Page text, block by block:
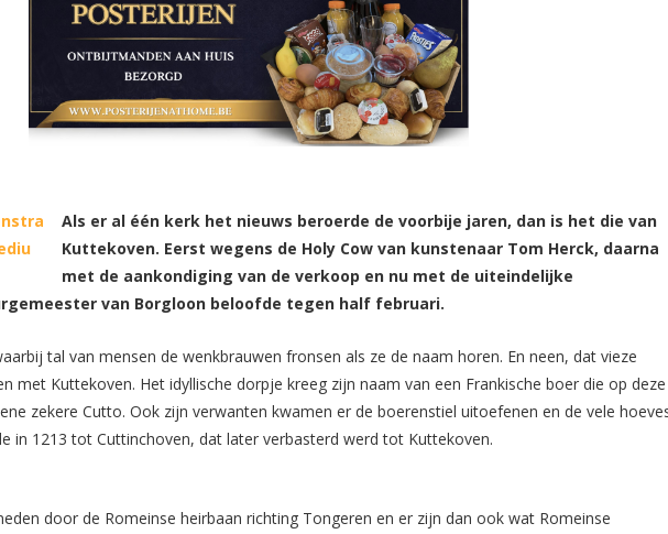
Als er al één kerk het nieuws beroerde de voorbije jaren, dan is het die van
Kuttekoven. Eerst wegens de Holy Cow van kunstenaar Tom Herck, daarna
met de aankondiging van de verkoop en nu met de uiteindelijke
van Borgloon beloofde tegen half februari.
tal van mensen de wenkbrauwen fronsen als ze de naam horen. En neen, dat vieze
met Kuttekoven. Het idyllische dorpje kreeg zijn naam van een Frankische boer die op deze
zekere Cutto. Ook zijn verwanten kwamen er de boerenstiel uitoefenen en de vele
in 1213 tot Cuttinchoven, dat later verbasterd werd tot Kuttekoven.
door de Romeinse heirbaan richting Tongeren en er zijn dan ook wat Romeinse